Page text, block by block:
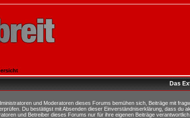
Das
und Moderatoren dieses Forums bemühen sich, Beiträge mit
Du bestätigst mit Absenden dieser Einverständniserklärung, dass du
und Betreiber dieses Forums nur für ihre eigenen Beiträge verantwortlich